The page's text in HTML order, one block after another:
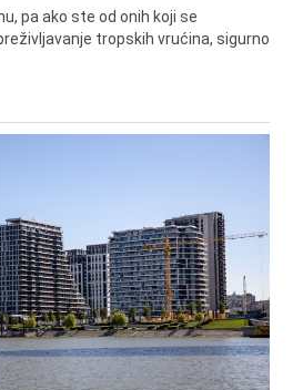
pa ako ste od onih koji se
tropskih vrućina, sigurno